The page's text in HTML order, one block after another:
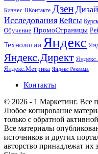
Бизнес ВКонтакте Дзен
Исследования Кейсы
Обучение ПромоСтраницы
Технологии Яндекс
Яндекс.Директ
Яндекс.Метрика Яндекс Реклама
Контакты
© 2026 - 1 Маркетинг. Все
Любое копирование
только с обратной
Все материалы
источников и других
авторство принадлежат их